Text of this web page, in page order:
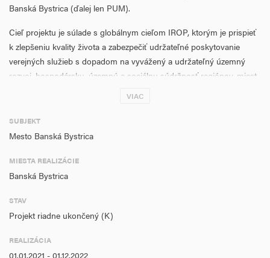
Banská Bystrica (ďalej len PUM).
Cieľ projektu je súlade s globálnym cieľom IROP, ktorým je prispieť
k zlepšeniu kvality života a zabezpečiť udržateľné poskytovanie
verejných služieb s dopadom na vyvážený a udržateľný územný
rozvoj, hospodársku, územnú a sociálnu súdržnosť regiónov, miest
príslušnej Prioritnej osi č. 1 Bezpečná a ekologická doprava
v regiónoch a v súlade s tematickým cieľom č. 7: Podpora
udržateľnej dopravy a odstraňovanie prekážok v kľúčových
Cieľ projektu je v súlade s Investičnou prioritou č. 7c) Vývoj a
nízkouhlíkových dopravných systémov vrátane vnútrozemských
vodných ciest a námornej dopravy, prístavov, multimodálnych
VIAC
SUBJEKT
Mesto Banská Bystrica
MIESTA REALIZÁCIE
Banská Bystrica
STAV
Projekt riadne ukončený (K)
REALIZÁCIA
01.01.2021 - 01.12.2022